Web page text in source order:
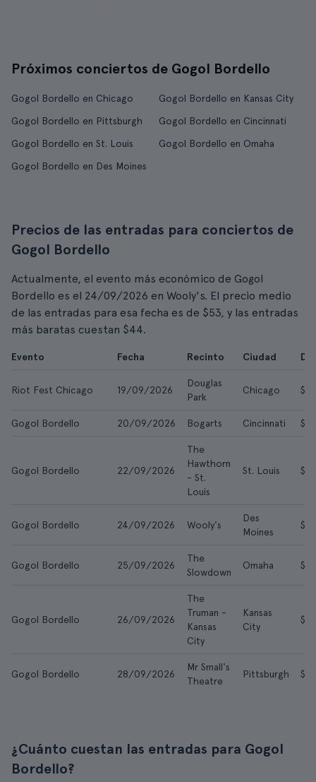
Próximos conciertos de Gogol Bordello
Gogol Bordello en Chicago
Gogol Bordello en Kansas City
Gogol Bordello en Pittsburgh
Gogol Bordello en Cincinnati
Gogol Bordello en St. Louis
Gogol Bordello en Omaha
Gogol Bordello en Des Moines
Precios de las entradas para conciertos de
Gogol Bordello
Actualmente, el evento más económico de Gogol
Bordello es el 24/09/2026 en Wooly's. El precio medio
de las entradas para esa fecha es de $53, y las entradas
más baratas cuestan $44.
Evento Fecha Recinto Ciudad
Riot Fest Chicago 19/09/2026
Douglas
Park
Chicago
Gogol Bordello 20/09/2026 Bogarts Cincinnati $53
Gogol Bordello 22/09/2026
The
Hawthorn
- St.
Louis
St. Louis $59
Gogol Bordello 24/09/2026 Wooly's
Des
Moines
Gogol Bordello 25/09/2026
The
Slowdown
Omaha $51
Gogol Bordello 26/09/2026
The
Truman -
Kansas
City
Kansas
City
Gogol Bordello 28/09/2026
Mr Small's
Theatre
Pittsburgh $63
¿Cuánto cuestan las entradas para Gogol
Bordello?